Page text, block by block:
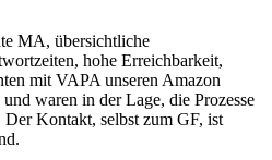
MA, übersichtliche
hohe Erreichbarkeit,
mit VAPA unseren Amazon
und waren in der Lage, die Prozesse
Der Kontakt, selbst zum GF, ist